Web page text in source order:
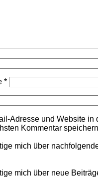
*
Adresse und Website in
Kommentar
mich über
mich über neue